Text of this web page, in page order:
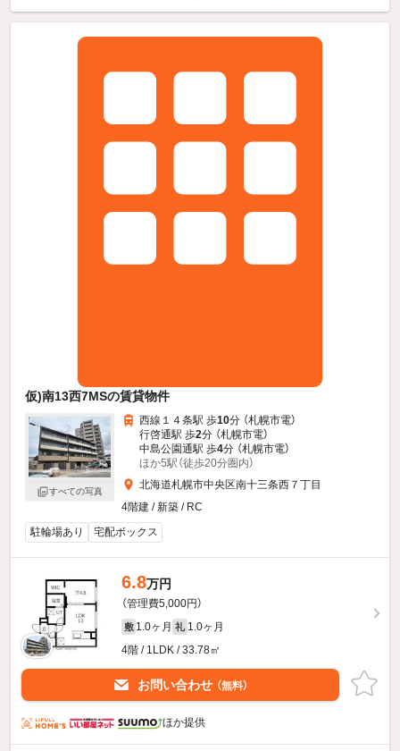
仮)南13西7MSの賃貸物件
すべての写真
西線１４条駅 歩10分 （札幌市電）
行啓通駅 歩2分 （札幌市電）
中島公園通駅 歩4分 （札幌市電）
ほか5駅（徒歩20分圏内）
北海道札幌市中央区南十三条西７丁目
4階建 / 新築 / RC
駐輪場あり
宅配ボックス
6.8万円
（管理費5,000円）
敷 1.0ヶ月 礼 1.0ヶ月
4階 / 1LDK / 33.78㎡
お問い合わせ （無料）
ほか提供